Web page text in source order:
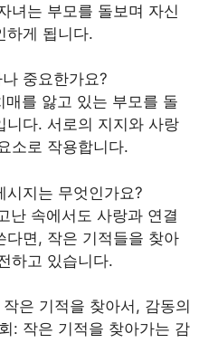
녀는 부모를 돌보며 자신
하게 됩니다.
중요한가요?
를 앓고 있는 부모를 돌
니다. 서로의 지지와 사랑
소로 작용합니다.
지는 무엇인가요?
난 속에서도 사랑과 연결
다면, 작은 기적들을 찾아
하고 있습니다.
은 기적을 찾아서, 감동의
: 작은 기적을 찾아가는 감